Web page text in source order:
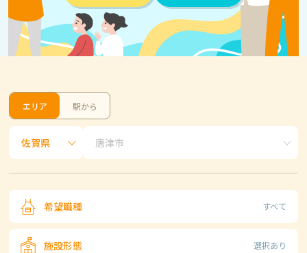
エリア 駅から
希望職種 すべて
施設形態 選択あり